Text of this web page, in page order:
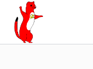
Passer
contenu